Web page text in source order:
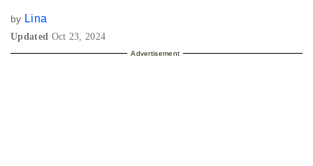
by Lina
Updated Oct 23, 2024
Advertisement